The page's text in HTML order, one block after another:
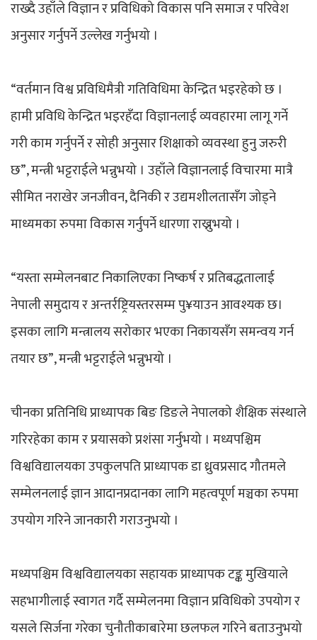
राख्दै उहाँले विज्ञान र प्रविधिको विकास पनि समाज र परिवेश
अनुसार गर्नुपर्ने उल्लेख गर्नुभयो ।
“वर्तमान विश्व प्रविधिमैत्री गतिविधिमा केन्द्रित भइरहेको छ ।
हामी प्रविधि केन्द्रित भइरहँदा विज्ञानलाई व्यवहारमा लागू गर्ने
गरी काम गर्नुपर्ने र सोही अनुसार शिक्षाको व्यवस्था हुनु जरुरी
छ”, मन्त्री भट्टराईले भन्नुभयो । उहाँले विज्ञानलाई विचारमा मात्रै
सीमित नराखेर जनजीवन, दैनिकी र उद्यमशीलतासँग जोड्ने
माध्यमका रुपमा विकास गर्नुपर्ने धारणा राख्नुभयो ।
“यस्ता सम्मेलनबाट निकालिएका निष्कर्ष र प्रतिबद्धतालाई
नेपाली समुदाय र अन्तर्रष्ट्रियस्तरसम्म पु¥याउन आवश्यक छ।
इसका लागि मन्त्रालय सरोकार भएका निकायसँग समन्वय गर्न
तयार छ”, मन्त्री भट्टराईले भन्नुभयो ।
चीनका प्रतिनिधि प्राध्यापक बिङ डिङले नेपालको शैक्षिक संस्थाले
गरिरहेका काम र प्रयासको प्रशंसा गर्नुभयो । मध्यपश्चिम
विश्वविद्यालयका उपकुलपति प्राध्यापक डा ध्रुवप्रसाद गौतमले
सम्मेलनलाई ज्ञान आदानप्रदानका लागि महत्वपूर्ण मञ्चका रुपमा
उपयोग गरिने जानकारी गराउनुभयो ।
मध्यपश्चिम विश्वविद्यालयका सहायक प्राध्यापक टङ्क मुखियाले
सहभागीलाई स्वागत गर्दै सम्मेलनमा विज्ञान प्रविधिको उपयोग र
यसले सिर्जना गरेका चुनौतीकाबारेमा छलफल गरिने बताउनुभयो